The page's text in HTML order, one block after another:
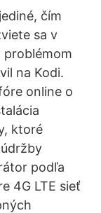
čím
sa v
problémom
na Kodi.
online o
ktoré
podľa
4G LTE sieť